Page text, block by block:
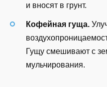
и вносят в грунт.
Кофейная гуща.
Гущу смешивают с
мульчирования.